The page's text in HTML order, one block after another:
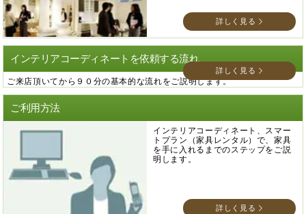
詳しく見る
インテリアコーディネートを依頼する流れ
ご来店頂いてから９０分の基本的な流れをご説明します。
詳しく見る
ご利用方法
インテリアコーディネート、スマー
トプラン（家具レンタル）で、家具
を手に入れるまでのステップをご説
明します。
詳しく見る